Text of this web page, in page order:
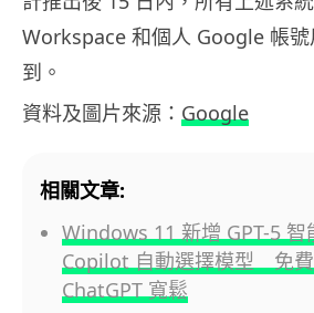
Workspace 和個人 Google 帳
到。
資料及圖片來源： Google
相關文章:
Windows 11 新增 GPT-5
Copilot 自動選擇模型 免
ChatGPT 寬鬆